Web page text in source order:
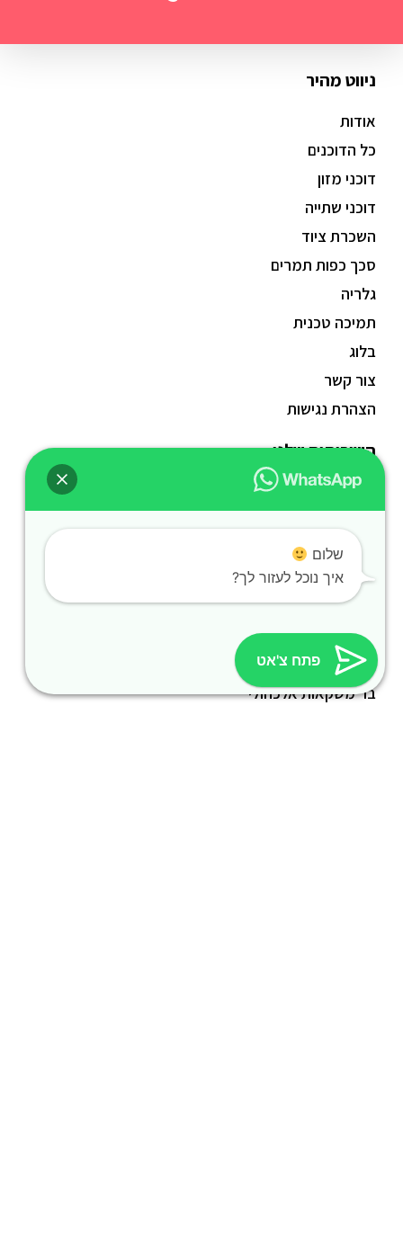
ניווט מהיר
אודות
כל הדוכנים
דוכני מזון
דוכני שתייה
השכרת ציוד
סכך כפות תמרים
גלריה
תמיכה טכנית
בלוג
צור קשר
הצהרת נגישות
השירותים שלנו
בשרי
פרווה
טבעוני
ללא גלוטן
חגים
נשנושים
בר משקאות אלכהולי
פתח צ'אט
שלום
איך נוכל לעזור לך?